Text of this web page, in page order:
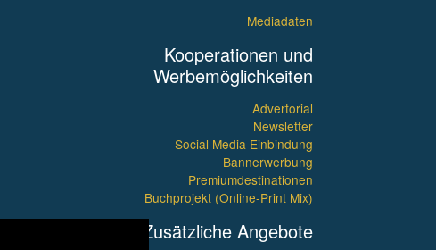
Mediadaten
Kooperationen und
Werbemöglichkeiten
Advertorial
Newsletter
Social Media Einbindung
Bannerwerbung
Premiumdestinationen
Buchprojekt (Online-Print Mix)
Zusätzliche Angebote